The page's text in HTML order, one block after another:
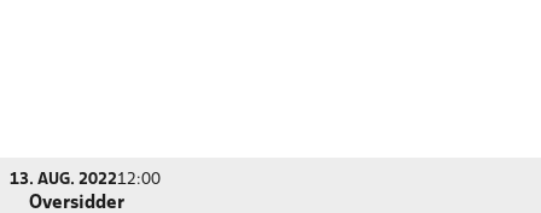
13. AUG. 202212:00
Oversidder